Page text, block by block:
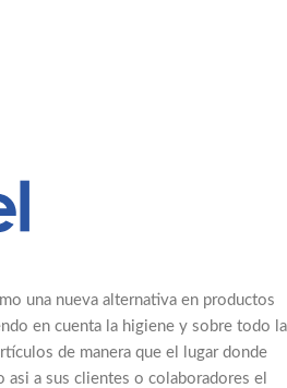
una nueva alternativa en productos
en cuenta la higiene y sobre todo la
de manera que el lugar donde
asi a sus clientes o colaboradores el